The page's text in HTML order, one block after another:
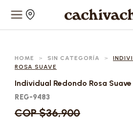
HOME > SIN CATEGORÍA >
ROSA SUAVE
Individual Redondo Rosa Suave
REG-9483
COP $36,900